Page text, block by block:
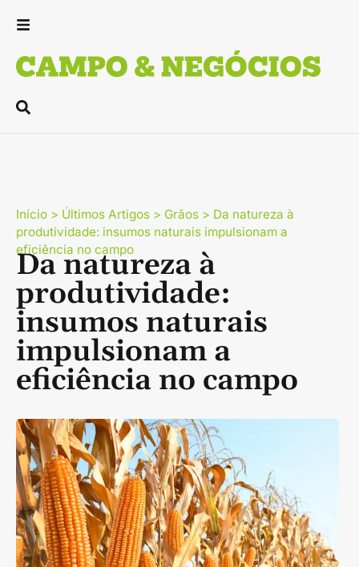
Início > Últimos Artigos > Grãos > Da natureza à
produtividade: insumos naturais impulsionam a
eficiência no campo
Da natureza à
produtividade:
insumos naturais
impulsionam a
eficiência no campo